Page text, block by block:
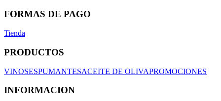
FORMAS DE PAGO
Tienda
PRODUCTOS
VINOSESPUMANTESACEITE DE OLIVAPROMOCIONES
INFORMACION